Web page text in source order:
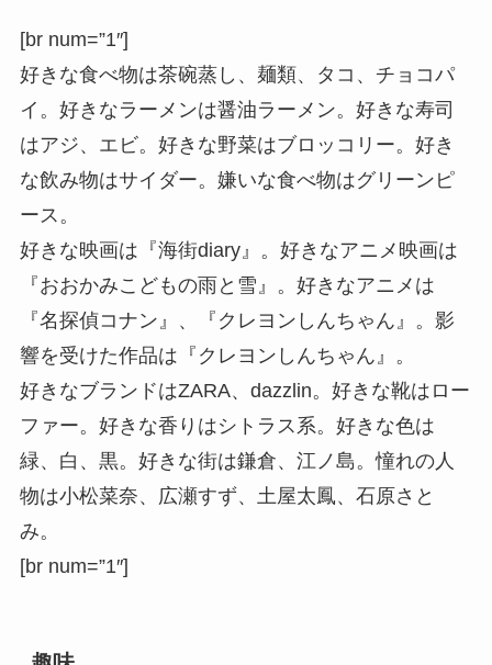
[br num=”1″]
好きな食べ物は茶碗蒸し、麺類、タコ、チョコパ
イ。好きなラーメンは醤油ラーメン。好きな寿司
はアジ、エビ。好きな野菜はブロッコリー。好き
な飲み物はサイダー。嫌いな食べ物はグリーンピ
ース。
好きな映画は『海街diary』。好きなアニメ映画は
『おおかみこどもの雨と雪』。好きなアニメは
『名探偵コナン』、『クレヨンしんちゃん』。影
響を受けた作品は『クレヨンしんちゃん』。
好きなブランドはZARA、dazzlin。好きな靴はロー
ファー。好きな香りはシトラス系。好きな色は
緑、白、黒。好きな街は鎌倉、江ノ島。憧れの人
物は小松菜奈、広瀬すず、土屋太鳳、石原さと
み。
[br num=”1″]